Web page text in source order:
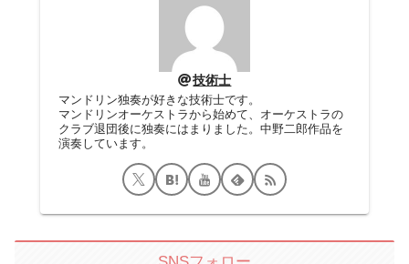
技術士
マンドリン独奏が好きな技術士です。
マンドリンオーケストラから始めて、オーケストラの
クラブ退団後に独奏にはまりました。中野二郎作品を
演奏しています。